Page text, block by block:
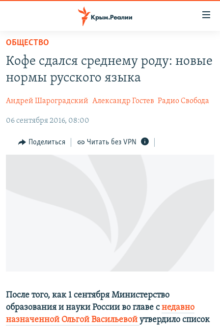
Вернуться
основному
содержанию
Вернутся
навигации
Вернутся
НОВОСТИ
СПЕЦПРОЕКТЫ
КАРТА ВОЕННЫХ ОБЪЕКТОВ КРЫМА
11 ЛЕТ ОККУПАЦИИ КРЫМА. 11 ИСТОРИЙ СОПРОТИВЛЕНИЯ
ВОДА
ИСТОРИЯ
ЕЩЕ
ИНТЕРАКТИВ
РАДІО СВОБОДА
Все сайты RFE/RL
ОБЩЕСТВО
Кофе сдался среднему роду: новые
нормы русского языка
Андрей Шароградский Александр Гостев Радио Свобода
06 сентября 2016, 08:00
Поделиться Читать без VPN
После того, как 1 сентября Министерство
образования и науки России во главе снедавно
назначенной Ольгой Васильевой утвердило список